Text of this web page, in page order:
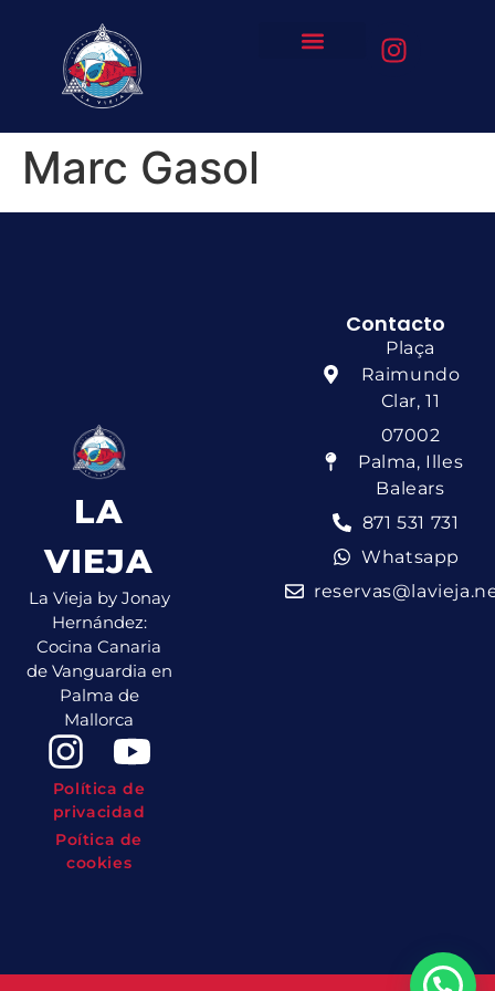
Marc Gasol
LA
VIEJA
La Vieja by Jonay
Hernández:
Cocina Canaria
de Vanguardia en
Palma de
Mallorca
Política de
privacidad
Poítica de
cookies
Contacto
Plaça
Raimundo
Clar, 11
07002
Palma, Illes
Balears
871 531 731
Whatsapp